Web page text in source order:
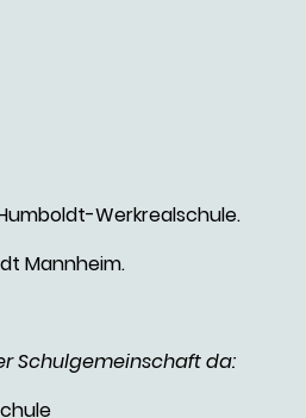
Werkrealschule.
Mannheim.
Schulgemeinschaft da: